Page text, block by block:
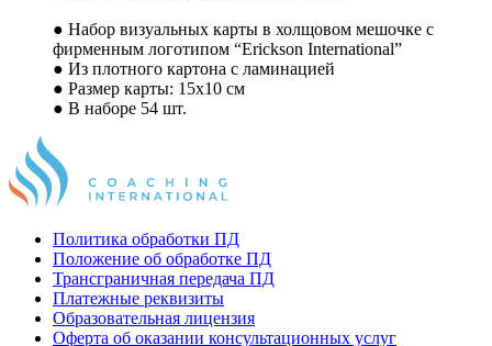
● Набор визуальных карты в холщовом мешочке с
фирменным логотипом “Erickson International”
● Из плотного картона с ламинацией
● Размер карты: 15х10 см
● В наборе 54 шт.
Политика обработки ПД
Положение об обработке ПД
Трансграничная передача ПД
Платежные реквизиты
Образовательная лицензия
Оферта об оказании консультационных услуг